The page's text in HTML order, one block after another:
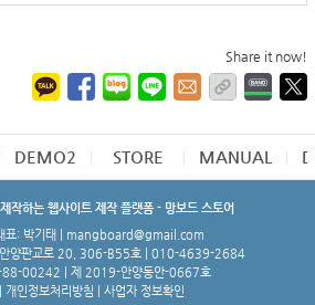
Share it now!
DEMO2 STORE MANUAL
작하는 웹사이트 제작 플랫폼 - 망보드 스토어
표: 박기태 | mangboard@gmail.com
안양판교로 20, 306-B55호 | 010-4639-2684
88-00242 | 제 2019-안양동안-0667호
개인정보처리방침 사업자 정보확인